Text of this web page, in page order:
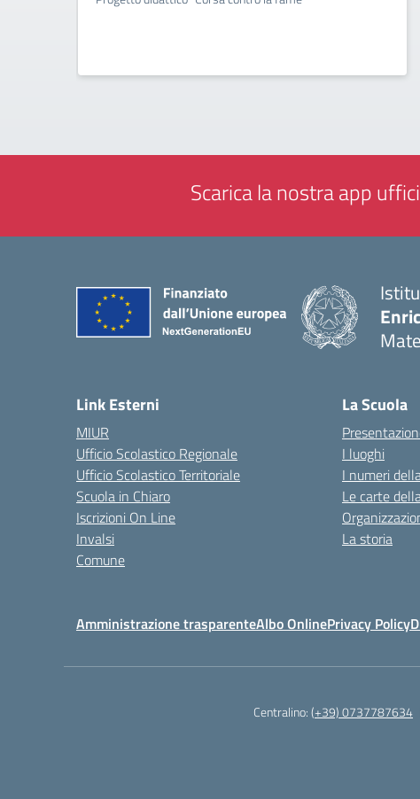
Scarica la nostra app
Link Esterni
MIUR
Ufficio Scolastico Regionale
Ufficio Scolastico Territoriale
Scuola in Chiaro
Iscrizioni On Line
Invalsi
Comune
La Scuola
I luoghi
I numeri
Le carte
La storia
Amministrazione trasparenteAlbo OnlinePrivacy Policy
Centralino:(+39) 0737787634